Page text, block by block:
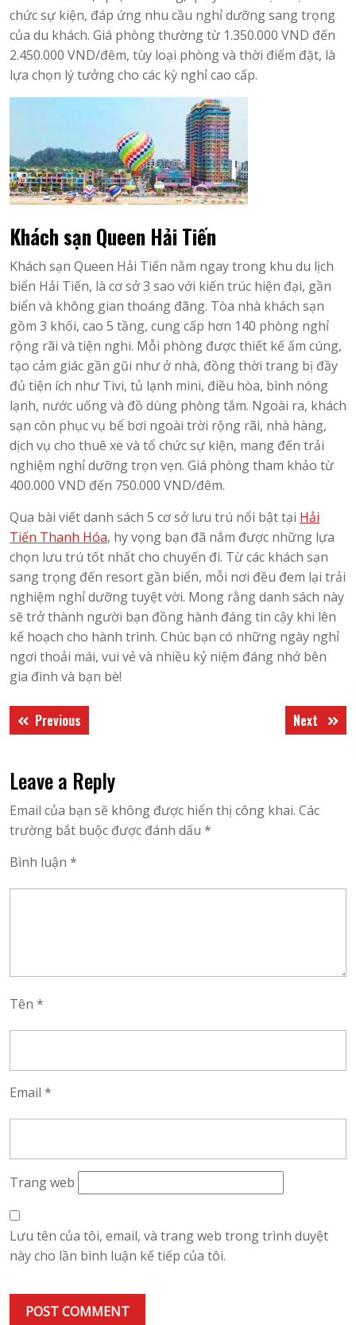
chức sự kiện, đáp ứng nhu cầu nghỉ dưỡng sang trọng
của du khách. Giá phòng thường từ 1.350.000 VND đến
2.450.000 VND/đêm, tùy loại phòng và thời điểm đặt, là
lựa chọn lý tưởng cho các kỳ nghỉ cao cấp.
Khách sạn Queen Hải Tiến
Khách sạn Queen Hải Tiến nằm ngay trong khu du lịch
biển Hải Tiến, là cơ sở 3 sao với kiến trúc hiện đại, gần
biển và không gian thoáng đãng. Tòa nhà khách sạn
gồm 3 khối, cao 5 tầng, cung cấp hơn 140 phòng nghỉ
rộng rãi và tiện nghi. Mỗi phòng được thiết kế ấm cúng,
tạo cảm giác gần gũi như ở nhà, đồng thời trang bị đầy
đủ tiện ích như Tivi, tủ lạnh mini, điều hòa, bình nóng
lạnh, nước uống và đồ dùng phòng tắm. Ngoài ra, khách
sạn còn phục vụ bể bơi ngoài trời rộng rãi, nhà hàng,
dịch vụ cho thuê xe và tổ chức sự kiện, mang đến trải
nghiệm nghỉ dưỡng trọn vẹn. Giá phòng tham khảo từ
400.000 VND đến 750.000 VND/đêm.
Qua bài viết danh sách 5 cơ sở lưu trú nổi bật tại Hải
Tiến Thanh Hóa, hy vọng bạn đã nắm được những lựa
chọn lưu trú tốt nhất cho chuyến đi. Từ các khách sạn
sang trọng đến resort gần biển, mỗi nơi đều đem lại trải
nghiệm nghỉ dưỡng tuyệt vời. Mong rằng danh sách này
sẽ trở thành người bạn đồng hành đáng tin cậy khi lên
kế hoạch cho hành trình. Chúc bạn có những ngày nghỉ
ngơi thoải mái, vui vẻ và nhiều kỷ niệm đáng nhớ bên
gia đình và bạn bè!
Điều
hướng
viết
Previous
post:
Next Next
post:
Leave a Reply
Email của bạn sẽ không được hiển thị công khai. Các
trường bắt buộc được đánh dấu *
Bình luận *
Tên *
Email *
Trang web
Lưu tên của tôi, email, và trang web trong trình duyệt
này cho lần bình luận kế tiếp của tôi.